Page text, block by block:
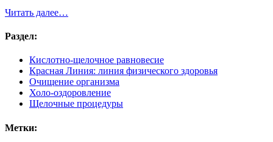
Читать далее…
Раздел:
Кислотно-щелочное равновесие
Красная Линия: линия физического здоровья
Очищение организма
Холо-оздоровление
Щелочные процедуры
Метки: